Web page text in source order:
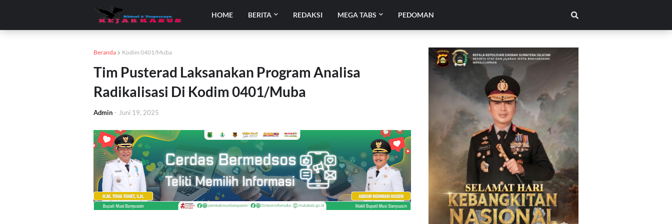
HOME BERITA REDAKSI MEGA TABS PEDOMAN
Beranda Kodim 0401/Muba
Tim Pusterad Laksanakan Program Analisa
Radikalisasi Di Kodim 0401/Muba
Admin - Juni 19, 2025